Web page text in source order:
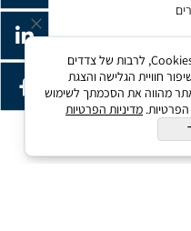
לידיעתך, באתרנו נעשה שימוש בקבצי Cookies, לרבות של צדדים
חוויית הגלישה והצגת
מהווה את הסכמתך לשימוש
הפרטיות. מדיניות הפרטיות